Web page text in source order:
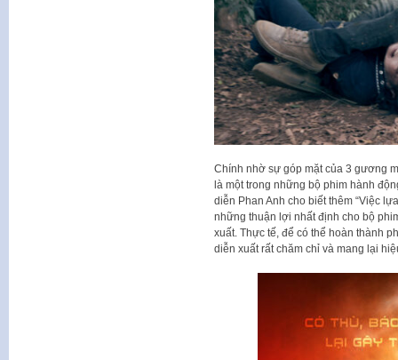
Chính nhờ sự góp mặt của 3 gương
là một trong những bộ phim hành
diễn Phan Anh cho biết thêm “Việc
những thuận lợi nhất định cho bộ
xuất. Thực tế, để có thể hoàn thành
diễn xuất rất chăm chỉ và mang lại